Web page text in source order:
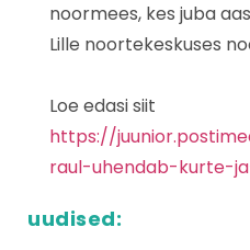
noormees, kes juba
Lille noortekeskuses
Loe edasi siit
https://
raul-uhendab-kurte-
uudised: